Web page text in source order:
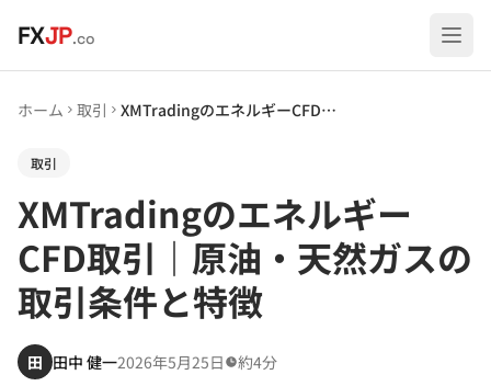
FXJP.co
ホーム 取引 XMTradingのエネルギーCFD取引｜原油・天然ガスの取引条件と特徴
取引
XMTradingのエネルギー
CFD取引｜原油・天然ガスの
取引条件と特徴
田 田中 健一2026年5月25日 約4分